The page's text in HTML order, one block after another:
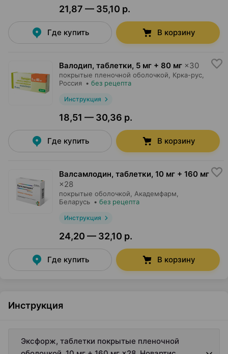
21,87 — 35,10 р.
Где купить В корзину
Валодип, таблетки, 5 мг + 80 мг ×30
покрытые пленочной оболочкой, Крка-рус
Россия • без рецепта
Инструкция
18,51 — 30,36 р.
Где купить В корзину
Валсамлодин, таблетки, 10 мг + 160 мг
×28
покрытые оболочкой, Академфарм
Беларусь • без рецепта
Инструкция
24,20 — 32,10 р.
Где купить В корзину
Инструкция
Эксфорж, таблетки покрытые пленочной